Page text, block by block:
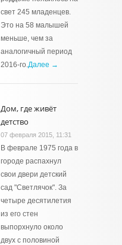
свет 245 младенцев.
Это на 58 малышей
меньше, чем за
аналогичный период
2016-го.Далее →
Дом, где живёт
детство
07 февраля 2015, 11:31
В феврале 1975 года в
городе распахнул
свои двери детский
сад "Светлячок". За
четыре десятилетия
из его стен
выпорхнуло около
двух с половиной